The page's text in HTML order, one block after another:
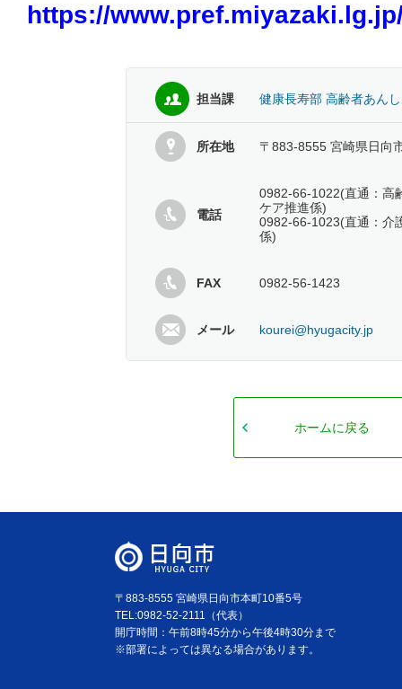
https://
担当課 健康長寿部 高齢者あん
所在地 〒883-8555 宮崎県日向
電話
0982-66-1022(直通：高
ケア推進係)
0982-66-1023(直通：介
係)
FAX 0982-56-1423
メール kourei@hyugacity.jp
ホームに戻る
〒883-8555 宮崎県日向市本町10番5号
TEL:0982-52-2111（代表）
開庁時間：午前8時45分から午後4時30分まで
※部署によっては異なる場合があります。